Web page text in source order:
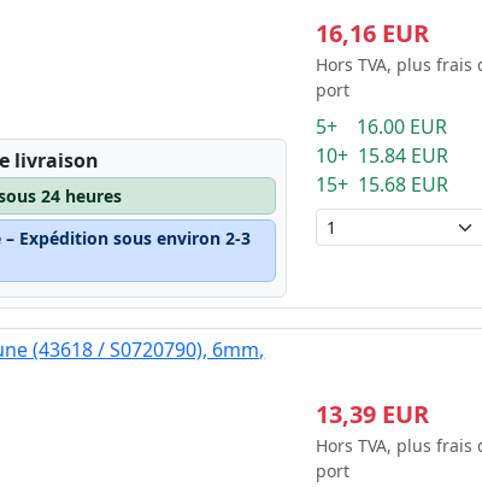
livraison
24 heures
Expédition sous environ 2-3
16,16 EUR
Hors TVA, plus frais
port
5+ 16.00 EUR
10+ 15.84 EUR
15+ 15.68 EUR
(43618 / S0720790), 6mm,
13,39 EUR
Hors TVA, plus frais
port